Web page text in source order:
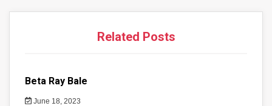
Related Posts
Beta Ray Bale
June 18, 2023